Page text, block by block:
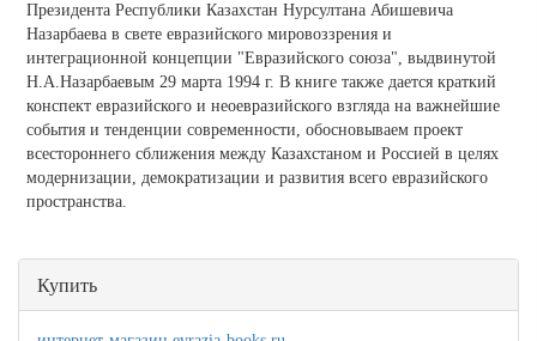
Президента Республики Казахстан Нурсултана Абишевича
Назарбаева в свете евразийского мировоззрения и
интеграционной концепции "Евразийского союза", выдвинутой
Н.А.Назарбаевым 29 марта 1994 г. В книге также дается краткий
конспект евразийского и неоевразийского взгляда на важнейшие
события и тенденции современности, обосновываем проект
всестороннего сближения между Казахстаном и Россией в целях
модернизации, демократизации и развития всего евразийского
пространства.
Купить